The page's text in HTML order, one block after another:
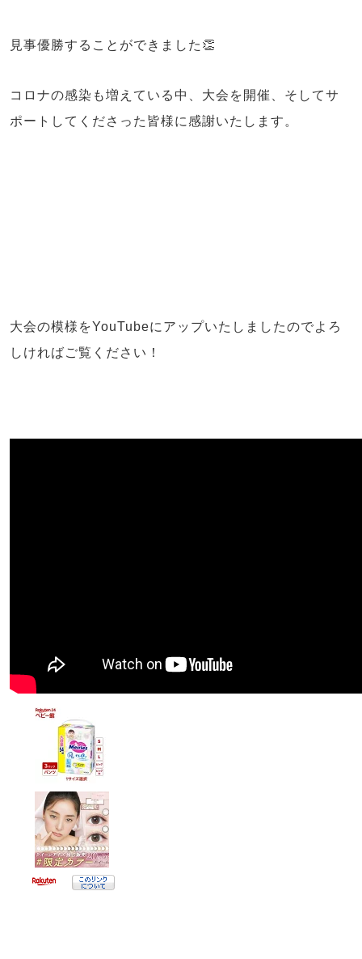
見事優勝することができました👏
コロナの感染も増えている中、大会を開催、そしてサ
ポートしてくださった皆様に感謝いたします。
大会の模様をYouTubeにアップいたしましたのでよろ
しければご覧ください！